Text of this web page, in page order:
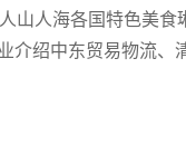
人海各国特色美
绍中东贸易物流